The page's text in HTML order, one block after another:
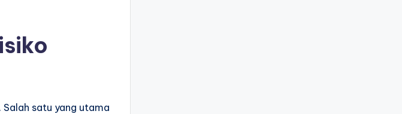
satu yang utama